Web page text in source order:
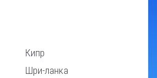
Кипр
Шри-ланка